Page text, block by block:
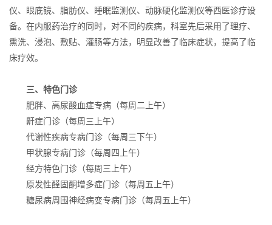
仪、眼底镜、脂肪仪、睡眠监测仪、动脉硬化监测仪等西医诊疗设
备。在内服药治疗的同时，对不同的疾病，科室先后采用了理疗、
熏洗、浸泡、敷贴、灌肠等方法，明显改善了临床症状，提高了临
床疗效。
三、特色门诊
肥胖、高尿酸血症专病（每周二上午）
鼾症门诊（每周三上午）
代谢性疾病专病门诊（每周三下午）
甲状腺专病门诊（每周四上午）
经方特色门诊（每周三上午）
原发性醛固酮增多症门诊（每周五上午）
糖尿病周围神经病变专病门诊（每周五上午）